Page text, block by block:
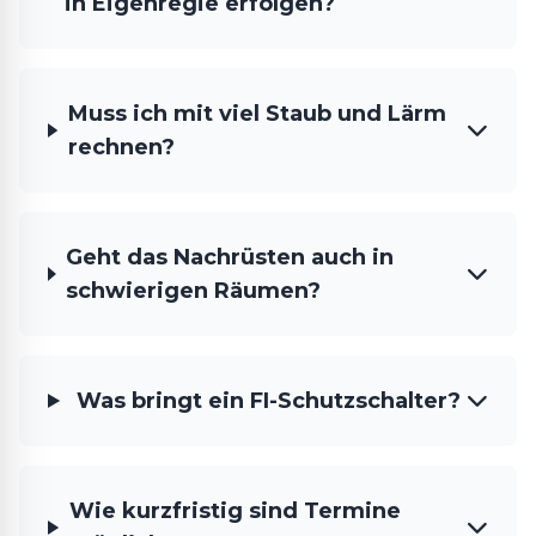
Muss ich mit viel Staub und Lärm
rechnen?
Geht das Nachrüsten auch in
schwierigen Räumen?
Was bringt ein FI-Schutzschalter?
Wie kurzfristig sind Termine